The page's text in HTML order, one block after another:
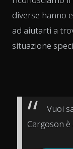
diverse hanno
ad aiutarti a
situazione
Vuoi
Cargoson